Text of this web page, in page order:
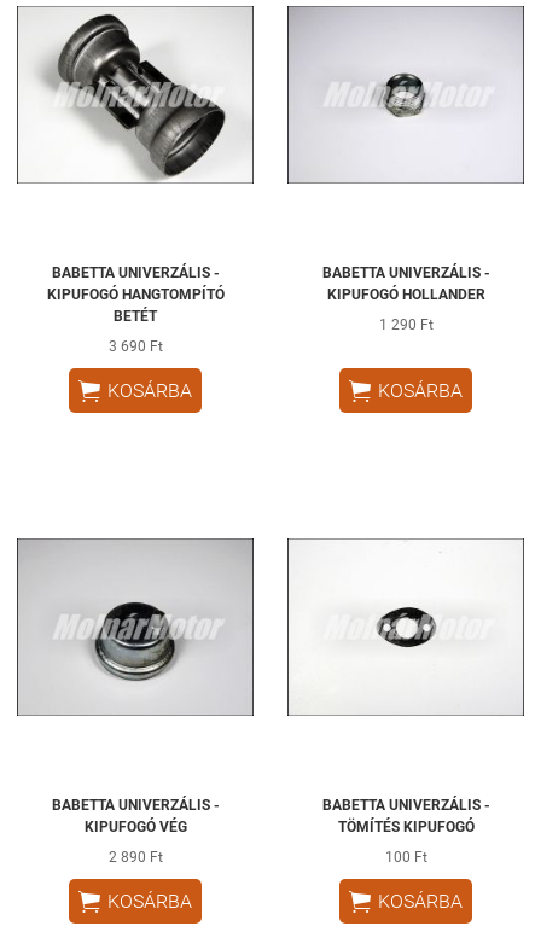
BABETTA UNIVERZÁLIS -
KIPUFOGÓ HANGTOMPÍTÓ
BETÉT
3 690 Ft
 KOSÁRBA
BABETTA UNIVERZÁLIS -
KIPUFOGÓ HOLLANDER
1 290 Ft
 KOSÁRBA
BABETTA UNIVERZÁLIS -
KIPUFOGÓ VÉG
2 890 Ft
 KOSÁRBA
BABETTA UNIVERZÁLIS -
TÖMÍTÉS KIPUFOGÓ
100 Ft
 KOSÁRBA